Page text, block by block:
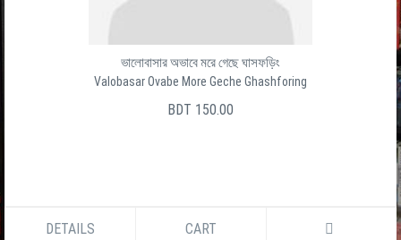
ভালোবাসার অভাবে মরে গেছে ঘাসফড়িং
Valobasar Ovabe More Geche Ghashforing
BDT 150.00
DETAILS CART